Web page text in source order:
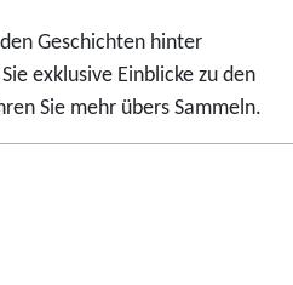
Geschichten hinter
exklusive Einblicke zu den
Sie mehr übers Sammeln.